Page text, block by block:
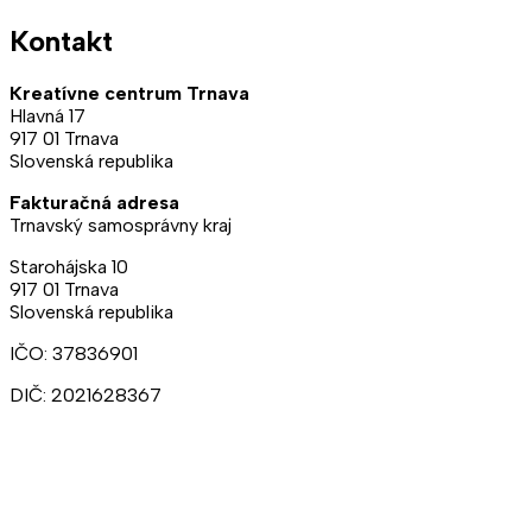
Kontakt
Kreatívne centrum Trnava
Hlavná 17
917 01 Trnava
Slovenská republika
Fakturačná adresa
Trnavský samosprávny kraj
Starohájska 10
917 01 Trnava
Slovenská republika
IČO: 37836901
DIČ: 2021628367